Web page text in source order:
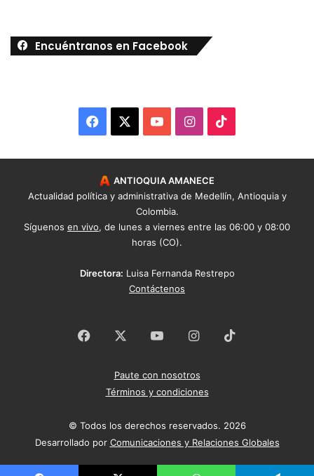
Encuéntranos en Facebook
Facebook YouTubeInstagram
ANTIOQUIA AMANECE
Actualidad política y administrativa de Medellín, Antioquia y
Colombia.
Síguenos en vivo, de lunes a viernes entre las 06:00 y 08:00
horas (CO).
Directora: Luisa Fernanda Restrepo
Contáctenos
Facebook YouTubeInstagram
Paute con nosotros
Términos y condiciones
© Todos los derechos reservados. 2026
Desarrollado por Comunicaciones y Relaciones Globales